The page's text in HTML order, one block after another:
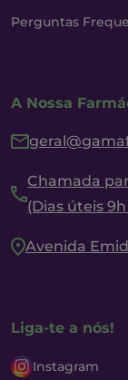
Perguntas
A Nossa
Chamada
(Dias úteis
Avenida
Liga-te a nós!
Instagram